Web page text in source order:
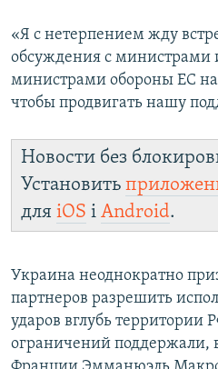
«Я с нетерпением жду
обсуждения с министрами
министрами обороны ЕС
чтобы продвигать нашу
Новости без
Установить
для iOS і Android.
Украина неоднократно
партнеров разрешить
ударов вглубь территории
ограничений поддержали,